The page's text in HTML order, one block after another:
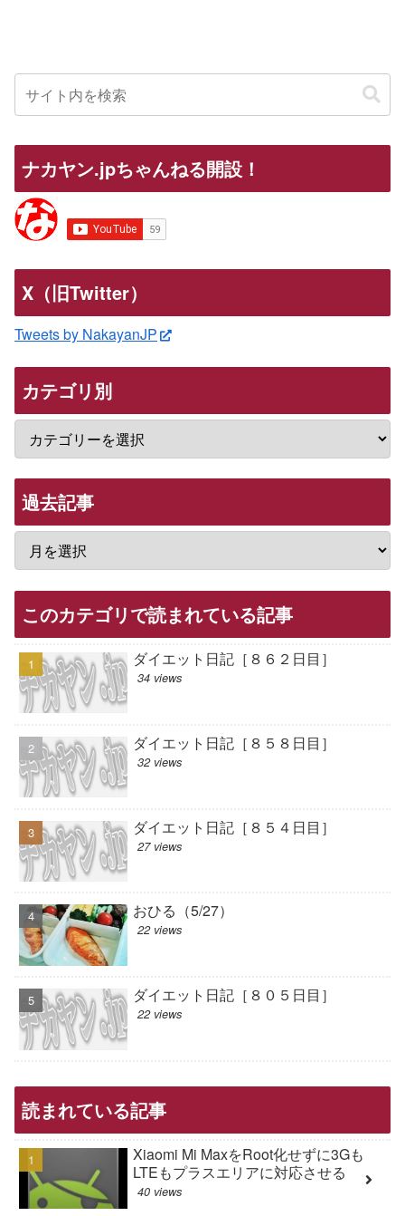
ナカヤン.jpちゃんねる開設！
X（旧Twitter）
Tweets by NakayanJP
カテゴリ別
過去記事
このカテゴリで読まれている記事
ダイエット日記［８６２日目］
34 views
ダイエット日記［８５８日目］
32 views
ダイエット日記［８５４日目］
27 views
おひる（5/27）
22 views
ダイエット日記［８０５日目］
22 views
読まれている記事
Xiaomi Mi MaxをRoot化せずに3Gも
LTEもプラスエリアに対応させる
40 views